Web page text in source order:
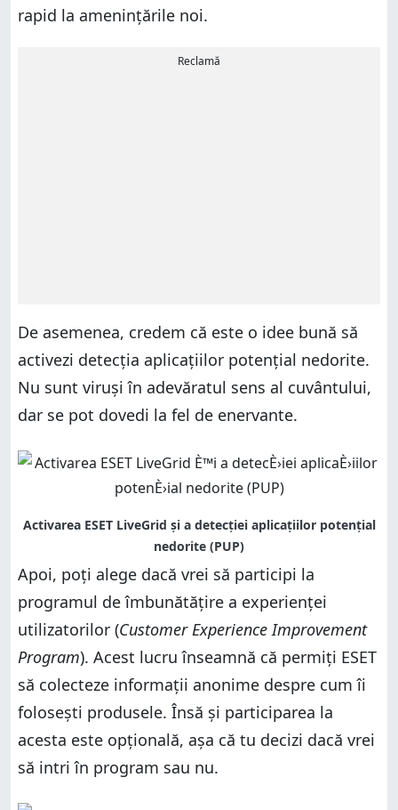
rapid la amenințările noi.
Reclamă
De asemenea, credem că este o idee bună să
activezi detecția aplicațiilor potențial nedorite.
Nu sunt viruși în adevăratul sens al cuvântului,
dar se pot dovedi la fel de enervante.
Apoi, poți alege dacă vrei să participi la
programul de îmbunătățire a experienței
utilizatorilor (Customer Experience Improvement
Program). Acest lucru înseamnă că permiți ESET
să colecteze informații anonime despre cum îi
folosești produsele. Însă și participarea la
acesta este opțională, așa că tu decizi dacă vrei
să intri în program sau nu.